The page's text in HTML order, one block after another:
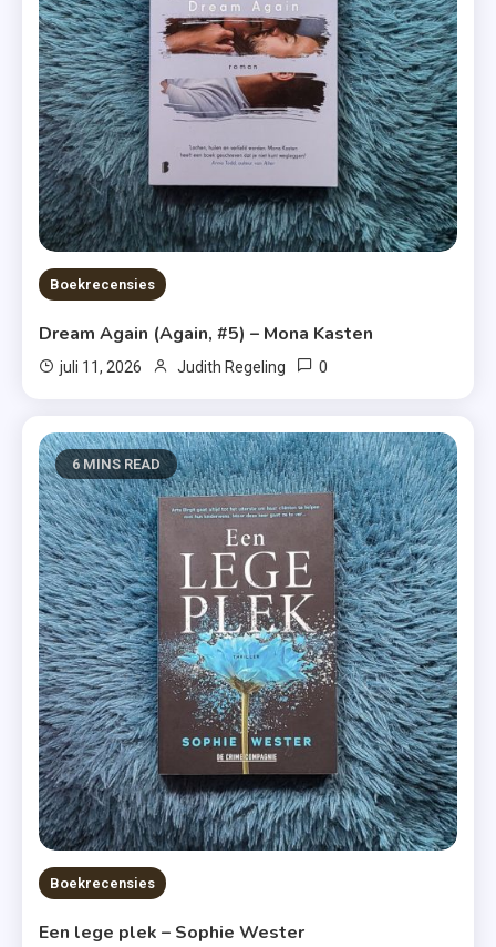
Boekrecensies
Dream Again (Again, #5) – Mona Kasten
juli 11, 2026 Judith Regeling 0
6 MINS READ
Boekrecensies
Een lege plek – Sophie Wester